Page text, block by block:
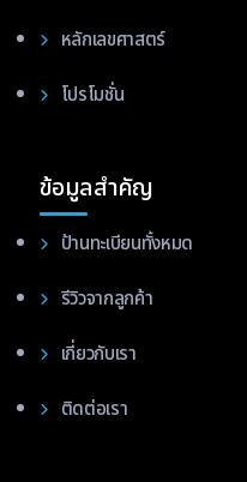
หลักเลขศาสตร์
โปรโมชั่น
ข้อมูลสำคัญ
ป้านทะเบียนทั้งหมด
รีวิวจากลูกค้า
เกี่ยวกับเรา
ติดต่อเรา